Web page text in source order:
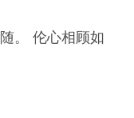
。 伦心相顾如